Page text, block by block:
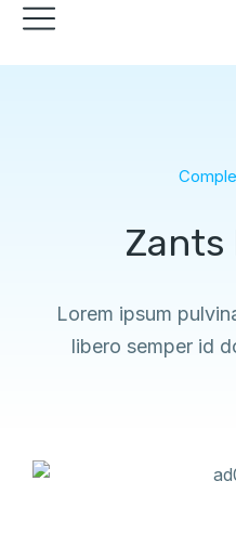
Zants
Lorem ipsum
libero semper id